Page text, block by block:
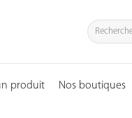
Recherche
pour :
produit Nos boutiques